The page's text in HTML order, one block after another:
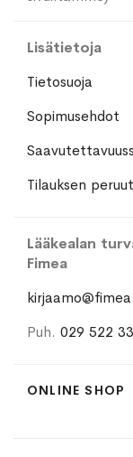
Lisätietoja
Tietosuoja
Sopimusehdot
Tilauksen
Lääkealan
Fimea
Puh. 029 522
ONLINE SHOP